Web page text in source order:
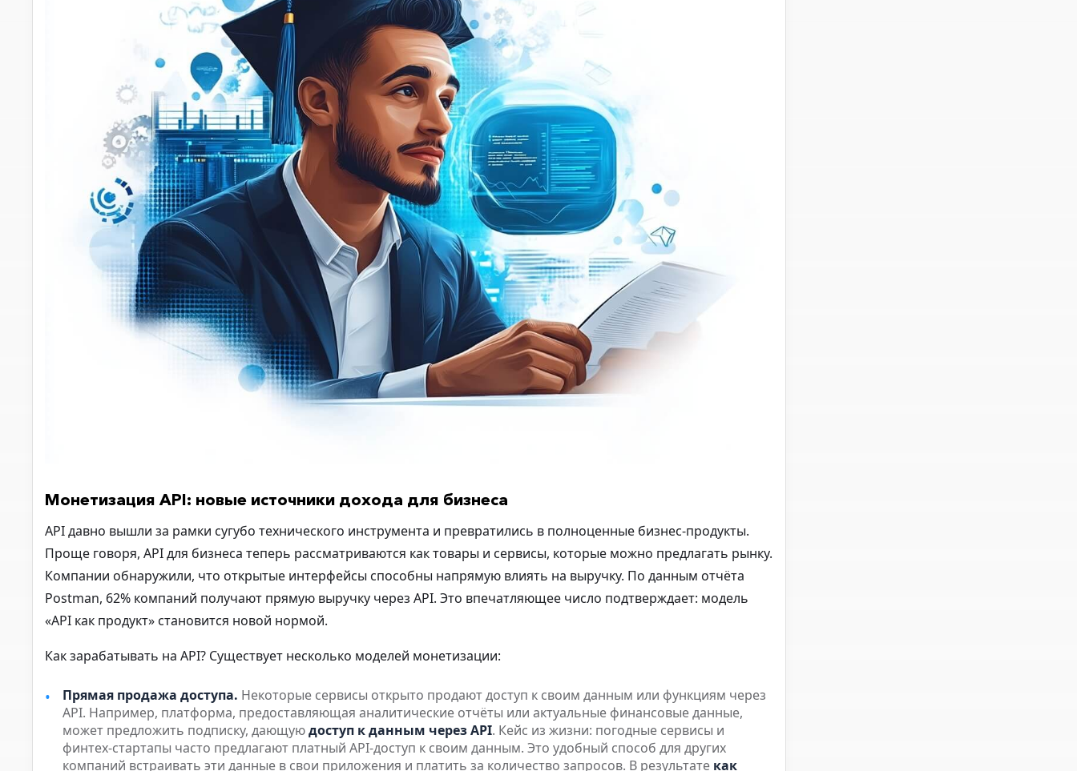
Монетизация API: новые источники дохода для бизнеса
API давно вышли за рамки сугубо технического инструмента и превратились в полноценные бизнес-продукты.
Проще говоря, API для бизнеса теперь рассматриваются как товары и сервисы, которые можно предлагать рынку.
Компании обнаружили, что открытые интерфейсы способны напрямую влиять на выручку. По данным отчёта
Postman, 62% компаний получают прямую выручку через API. Это впечатляющее число подтверждает: модель
«API как продукт» становится новой нормой.
Как зарабатывать на API? Существует несколько моделей монетизации:
Прямая продажа доступа. Некоторые сервисы открыто продают доступ к своим данным или функциям через
API. Например, платформа, предоставляющая аналитические отчёты или актуальные финансовые данные,
может предложить подписку, дающуюдоступ к данным через API. Кейс из жизни: погодные сервисы и
финтех-стартапы часто предлагают платный API-доступ к своим данным. Это удобный способ для других
компаний встраивать эти данные в свои приложения и платить за количество запросов. В результате как